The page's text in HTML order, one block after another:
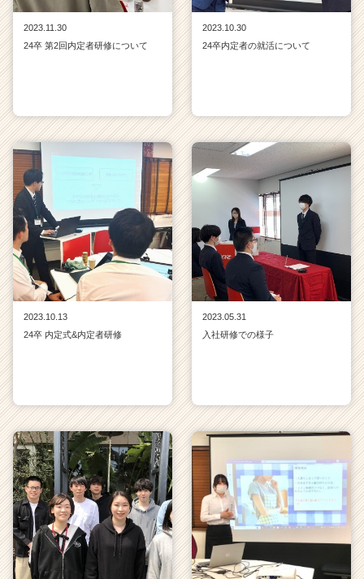
2023.11.30
24卒 第2回内定者研修について
2023.10.30
24卒内定者の就活について
2023.10.13
24卒 内定式&内定者研修
2023.05.31
入社研修での様子